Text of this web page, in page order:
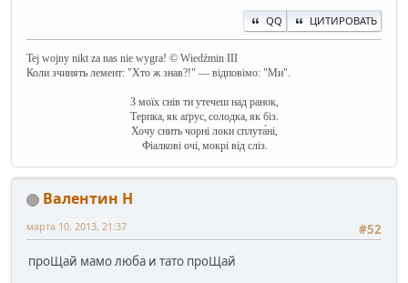
QQ ЦИТИРОВАТЬ
Tej wojny nikt za nas nie wygra! © Wiedźmin III
Коли зчинять лемент: "Хто ж знав?!" — відповімо: "Ми".
З моїх снів ти утечеш над ранок,
Терпка, як аґрус, солодка, як біз.
Хочу снить чорні локи сплута́ні,
Фіалкові очі, мокрі від сліз.
Валентин Н
#52
марта 10, 2013, 21:37
проЩай мамо люба и тато проЩай